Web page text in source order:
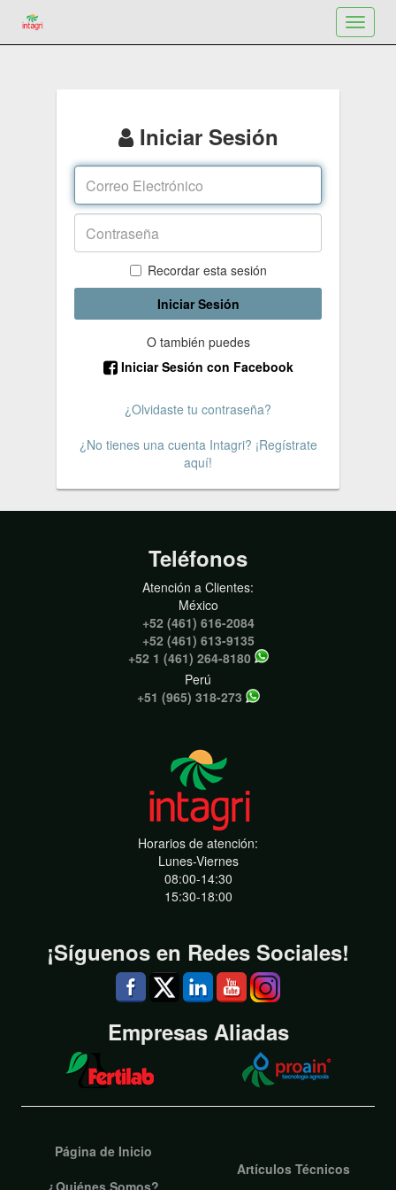
Toggle
Iniciar Sesión
Recordar esta sesión
Iniciar Sesión
O también puedes
Iniciar Sesión con Facebook
¿Olvidaste tu contraseña?
¿No tienes una cuenta Intagri? ¡Regístrate
aquí!
Teléfonos
Atención a Clientes:
México
+52 (461) 616-2084
+52 (461) 613-9135
+52 1 (461) 264-8180
Perú
+51 (965) 318-273
Horarios de atención:
Lunes-Viernes
08:00-14:30
15:30-18:00
¡Síguenos en Redes Sociales!
Empresas Aliadas
Página de Inicio
¿Quiénes Somos?
Artículos Técnicos